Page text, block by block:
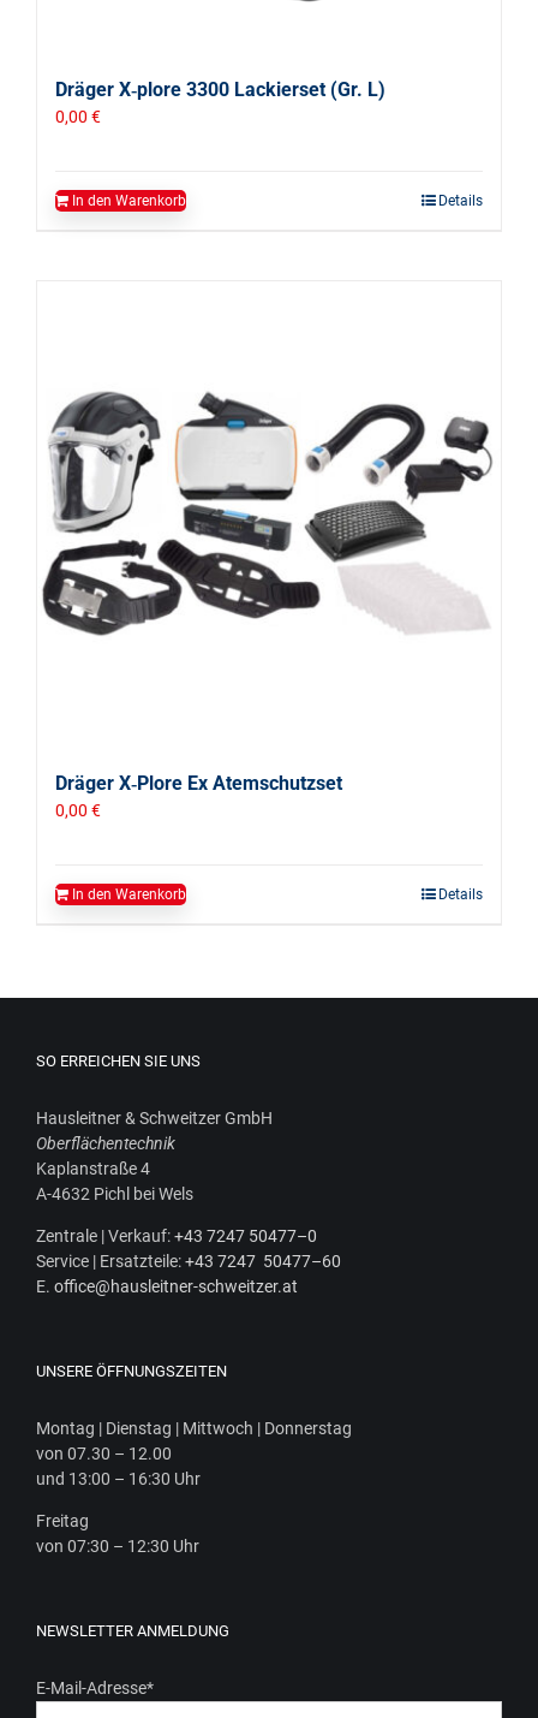
Dräger X‑plore 3300 Lackierset (Gr. L)
0,00 €
In den Warenkorb Details
Dräger X‑Plore Ex Atemschutzset
0,00 €
In den Warenkorb Details
SO ERREICHEN SIE UNS
Haus­leit­ner & Schweit­zer GmbH
Ober­flä­chen­tech­nik
Kaplan­stra­ße 4
A‑4632 Pichl bei Wels
Zen­tra­le | Ver­kauf:+43 7247 50477–0
Ser­vice | Ersatz­tei­le:+43 7247 50477–60
E. office@hausleitner-schweitzer.at
UNSERE ÖFFNUNGSZEITEN
Mon­tag | Diens­tag | Mitt­woch | Donnerstag
von 07.30 – 12.00
und 13:00 – 16:30 Uhr
Frei­tag
von 07:30 – 12:30 Uhr
NEWSLETTER ANMELDUNG
E-Mail-Adresse*